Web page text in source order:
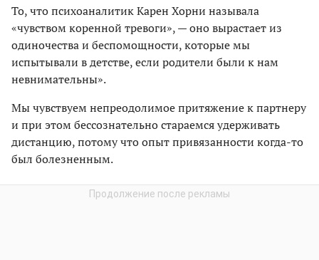
То, что психоаналитик Карен Хорни называла
«чувством коренной тревоги», — оно вырастает из
одиночества и беспомощности, которые мы
испытывали в детстве, если родители были к нам
невнимательны».
Мы чувствуем непреодолимое притяжение к партнеру
и при этом бессознательно стараемся удерживать
дистанцию, потому что опыт привязанности когда-то
был болезненным.